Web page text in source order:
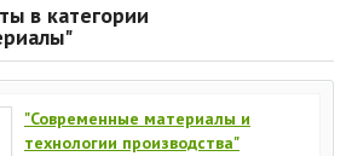
в категории
"Современные материалы и
технологии производства"